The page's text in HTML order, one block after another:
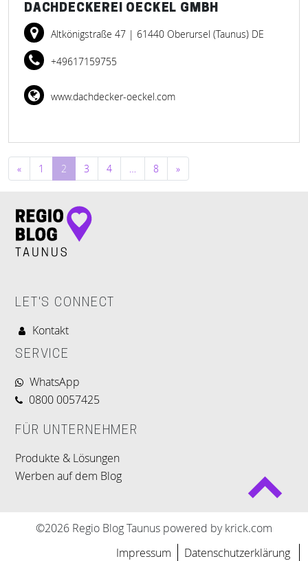
DACHDECKEREI OECKEL GMBH
Altkönigstraße 47 | 61440 Oberursel (Taunus) DE
+49617159755
www.dachdecker-oeckel.com
Beitragsnavigation
« 1 2 3 4 … 8 »
LET'S CONNECT
Kontakt
SERVICE
WhatsApp
0800 0057425
FÜR UNTERNEHMER
Produkte & Lösungen
Werben auf dem Blog
©2026 Regio Blog Taunus powered by krick.com
Impressum
Datenschutzerklärung